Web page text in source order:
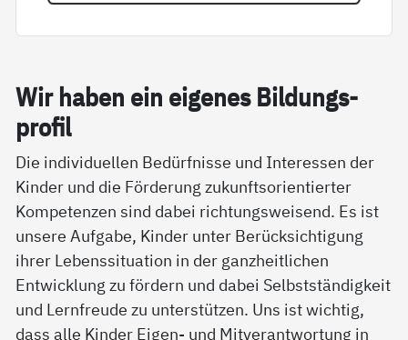
Wir ha­ben ein ei­ge­nes Bil­dung­s­
pro­fil
Die individuellen Bedürfnisse und Interessen der
Kinder und die Förderung zukunftsorientierter
Kompetenzen sind dabei richtungsweisend. Es ist
unsere Aufgabe, Kinder unter Berücksichtigung
ihrer Lebenssituation in der ganzheitlichen
Entwicklung zu fördern und dabei Selbstständigkeit
und Lernfreude zu unterstützen. Uns ist wichtig,
dass alle Kinder Eigen- und Mitverantwortung in